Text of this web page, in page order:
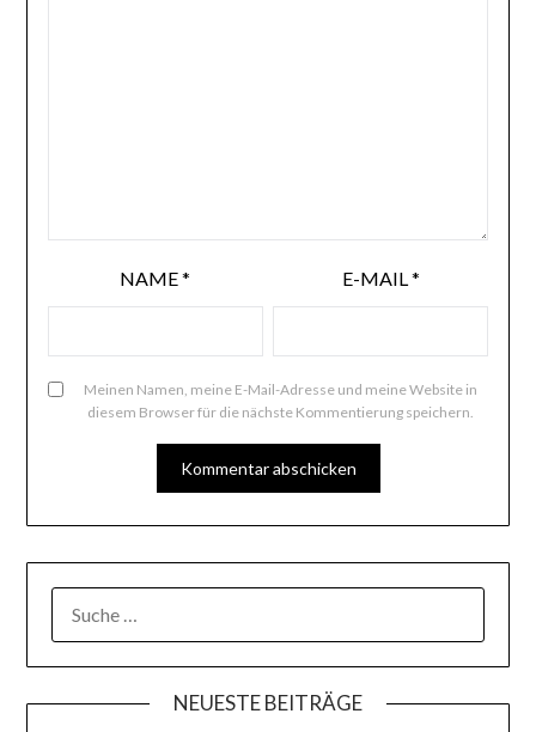
NAME* E-MAIL*
Meinen Namen, meine E-Mail-Adresse und meine Website in
diesem Browser für die nächste Kommentierung speichern.
NACH:
NEUESTE BEITRÄGE